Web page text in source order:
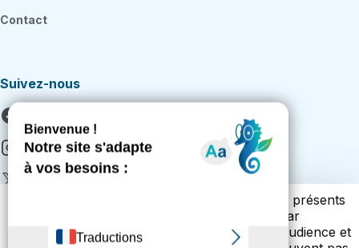
Contact
Suivez-nous
Instagram
Citykomi
Vous trouverez ci-dessous la liste des cookies présents
sur notre site. Cette liste vous est présentée par
catégories (cookies techniques, de mesure d’audience et